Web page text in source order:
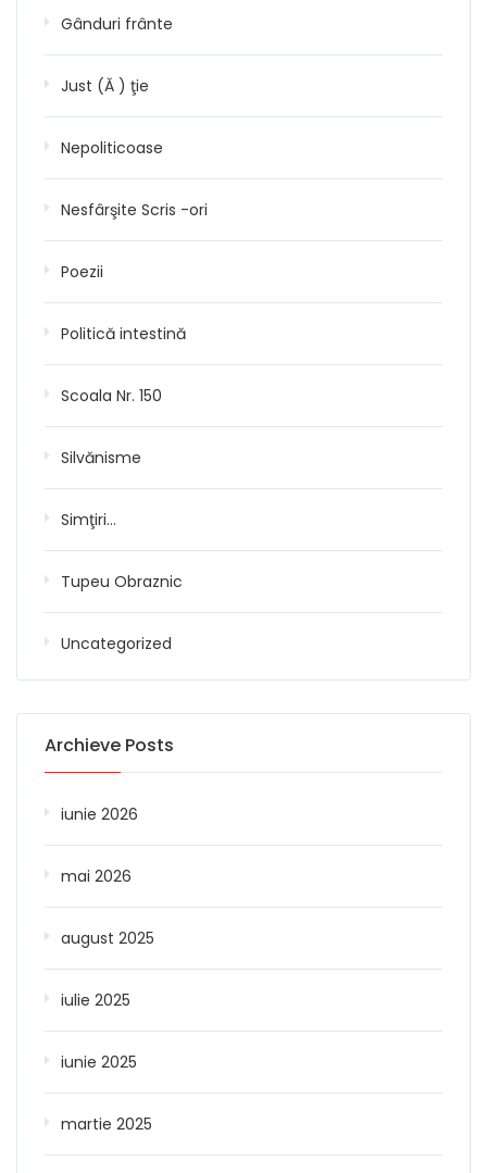
Gânduri frânte
Just (Ă ) ţie
Nepoliticoase
Nesfârşite Scris -ori
Poezii
Politică intestină
Scoala Nr. 150
Silvănisme
Simţiri…
Tupeu Obraznic
Uncategorized
Archieve Posts
iunie 2026
mai 2026
august 2025
iulie 2025
iunie 2025
martie 2025